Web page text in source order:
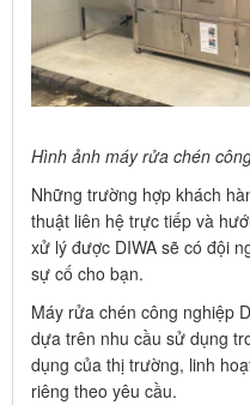
Hình ảnh máy rửa chén
Những trường hợp khách
thuật liên hệ trực tiếp và
xử lý được DIWA sẽ có đội
sự cố cho bạn.
Máy rửa chén công nghiệp
dựa trên nhu cầu sử dụng
dụng của thị trường, linh
riêng theo yêu cầu.